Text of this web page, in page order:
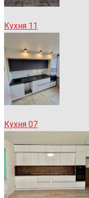
Кухня 11
Кухня 07